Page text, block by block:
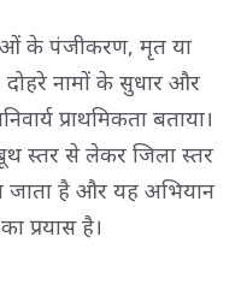
के पंजीकरण, मृत या
दोहरे नामों के सुधार और
प्राथमिकता बताया।
स्तर से लेकर जिला स्तर
है और यह अभियान
प्रयास है।